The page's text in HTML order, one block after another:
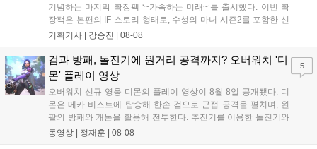
기념하는 마지막 확장팩 ‘~가속하는 미래~’를 출시했다. 이번 확
장팩은 본편의 IF 스토리 형태로, 수성의 마녀 시즌2를 포함한 신
규 참전작과 크로스오버 합체기를 선보이며 작품을 완결 짓는다.
하는 몰입감 있는 서사와 조합을 구현하며 시리즈의 미래를 향한
새로운 가능성을 제시했다....
기획기사 | 강승진 | 08-08
검과 방패, 돌진기에 원거리 공격까지? 오버워치 '디
몬' 플레이 영상
오버워치 신규 영웅 디몬의 플레이 영상이 8월 8일 공개됐다. 디
몬은 메카 비스트에 탑승해 한손 검으로 근접 공격을 펼치며, 왼
팔의 방패와 캐논을 활용해 전투한다. 추진기를 이용한 돌진기와
참격 형태의 궁극기를 보유했고, 메카 파괴 시 맨몸으로 기관총을
동영상 | 정재훈 | 08-08
5